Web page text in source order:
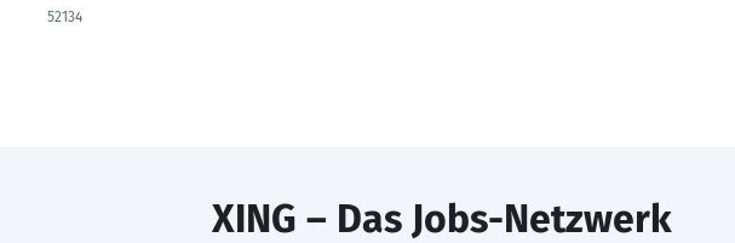
52134
XING – Das Jobs-Netzwerk